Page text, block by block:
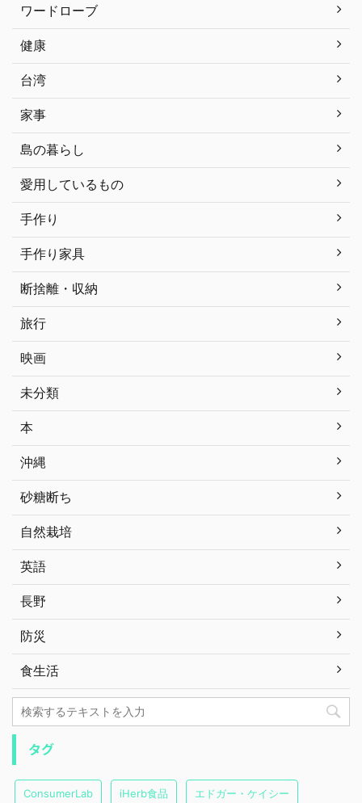
ワードローブ
健康
台湾
家事
島の暮らし
愛用しているもの
手作り
手作り家具
断捨離・収納
旅行
映画
未分類
本
沖縄
砂糖断ち
自然栽培
英語
長野
防災
食生活
タグ
ConsumerLab iHerb食品 エドガー・ケイシー